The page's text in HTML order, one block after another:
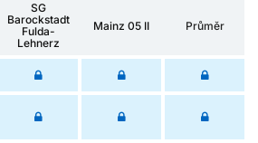
SG
Barockstadt
Fulda-
Lehnerz
Mainz 05 II Průměr